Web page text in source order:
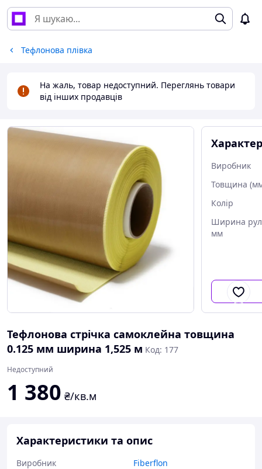
Тефлонова плівка
На жаль, товар недоступний. Переглянь товари
від інших продавців
Виробник
Товщина
Колір
Ширина
мм
Тефлонова стрічка самоклейна товщина
0.125 мм ширина 1,525 м Код: 177
Недоступний
1 380 ₴/кв.м
Характеристики та опис
Виробник
Fiberflon